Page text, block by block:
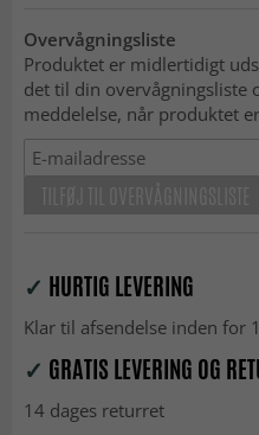
Overvågningsliste
Produktet er midlertidigt
det til din overvågningsliste
meddelelse, når produktet
✓ HURTIG LEVERING
Klar til afsendelse inden for
✓ GRATIS LEVERING OG
14 dages returret